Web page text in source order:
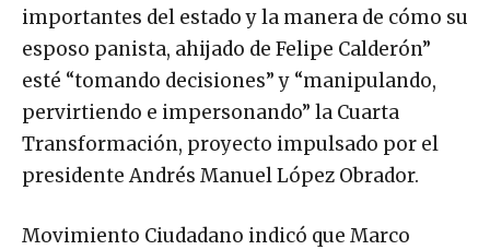
importantes del estado y la manera de cómo su
esposo panista, ahijado de Felipe Calderón”
esté “tomando decisiones” y “manipulando,
pervirtiendo e impersonando” la Cuarta
Transformación, proyecto impulsado por el
presidente Andrés Manuel López Obrador.
Movimiento Ciudadano indicó que Marco